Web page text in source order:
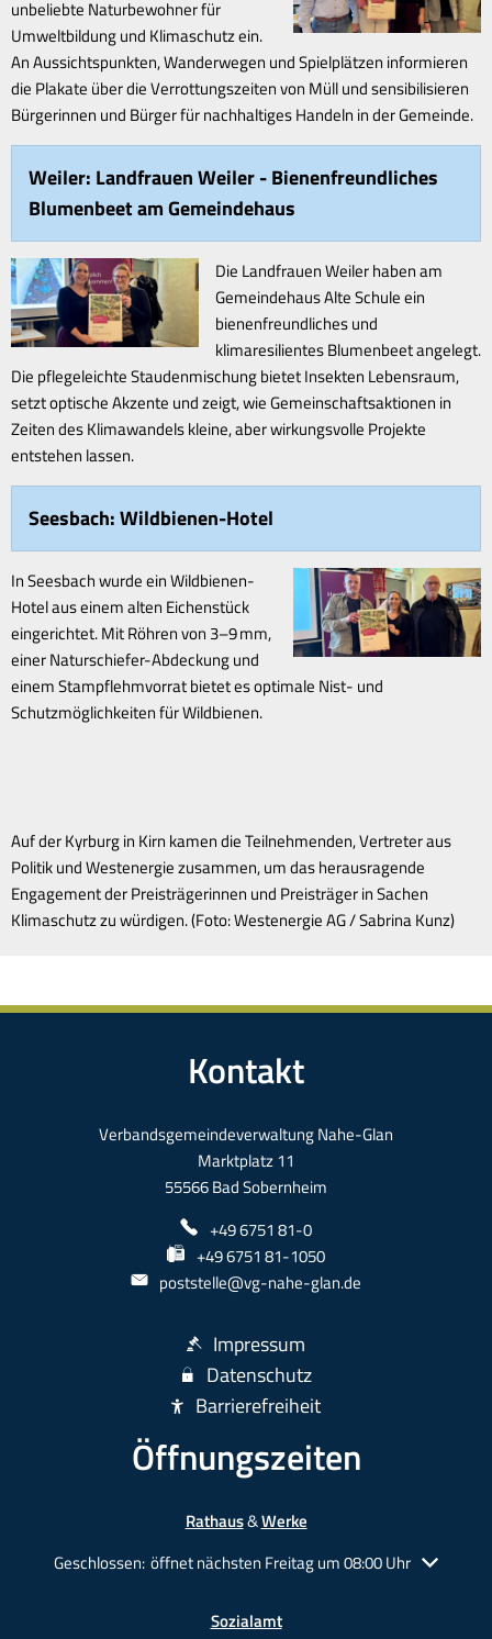
unbeliebte Naturbewohner für
Umweltbildung und Klimaschutz ein.
An Aussichtspunkten, Wanderwegen und Spielplätzen informieren
die Plakate über die Verrottungszeiten von Müll und sensibilisieren
Bürgerinnen und Bürger für nachhaltiges Handeln in der Gemeinde.
Weiler: Landfrauen Weiler - Bienenfreundliches
Blumenbeet am Gemeindehaus
Die Landfrauen Weiler haben am
Gemeindehaus Alte Schule ein
bienenfreundliches und
klimaresilientes Blumenbeet angelegt.
Die pflegeleichte Staudenmischung bietet Insekten Lebensraum,
setzt optische Akzente und zeigt, wie Gemeinschaftsaktionen in
Zeiten des Klimawandels kleine, aber wirkungsvolle Projekte
entstehen lassen.
Seesbach: Wildbienen-Hotel
In Seesbach wurde ein Wildbienen-
Hotel aus einem alten Eichenstück
eingerichtet. Mit Röhren von 3–9 mm,
einer Naturschiefer-Abdeckung und
einem Stampflehmvorrat bietet es optimale Nist- und
Schutzmöglichkeiten für Wildbienen.
Auf der Kyrburg in Kirn kamen die Teilnehmenden, Vertreter aus
Politik und Westenergie zusammen, um das herausragende
Engagement der Preisträgerinnen und Preisträger in Sachen
Klimaschutz zu würdigen. (Foto: Westenergie AG / Sabrina Kunz)
Kontakt
Verbandsgemeindeverwaltung Nahe-Glan
Marktplatz 11
55566 Bad Sobernheim
+49 6751 81-0
+49 6751 81-1050
poststelle@vg-nahe-glan.de
Impressum
Datenschutz
Barrierefreiheit
Öffnungszeiten
Rathaus&Werke
Klicken, um weitere Öffnungs- oder Schließzeiten
Geschlossen: öffnet nächsten Freitag um 08:00 Uhr
Sozialamt